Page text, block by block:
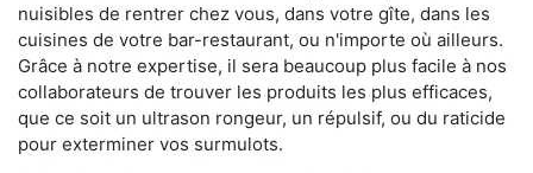
nuisibles de rentrer chez vous, dans votre gîte, dans les
cuisines de votre bar-restaurant, ou n'importe où ailleurs.
Grâce à notre expertise, il sera beaucoup plus facile à nos
collaborateurs de trouver les produits les plus efficaces,
que ce soit un ultrason rongeur, un répulsif, ou du raticide
pour exterminer vos surmulots.